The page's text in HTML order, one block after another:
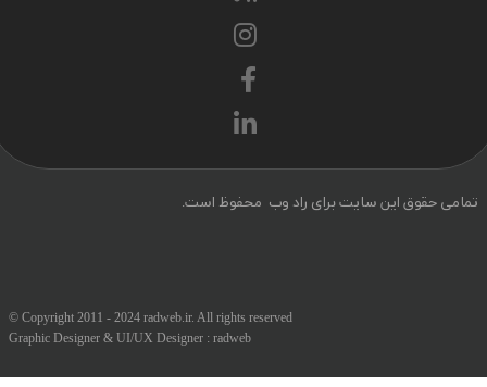
حقوق این سایت برای راد وب محفوظ است.
© Copyright 2011 - 2024 radweb.ir. All rights reserved
Graphic Designer & UI/UX Designer :radweb